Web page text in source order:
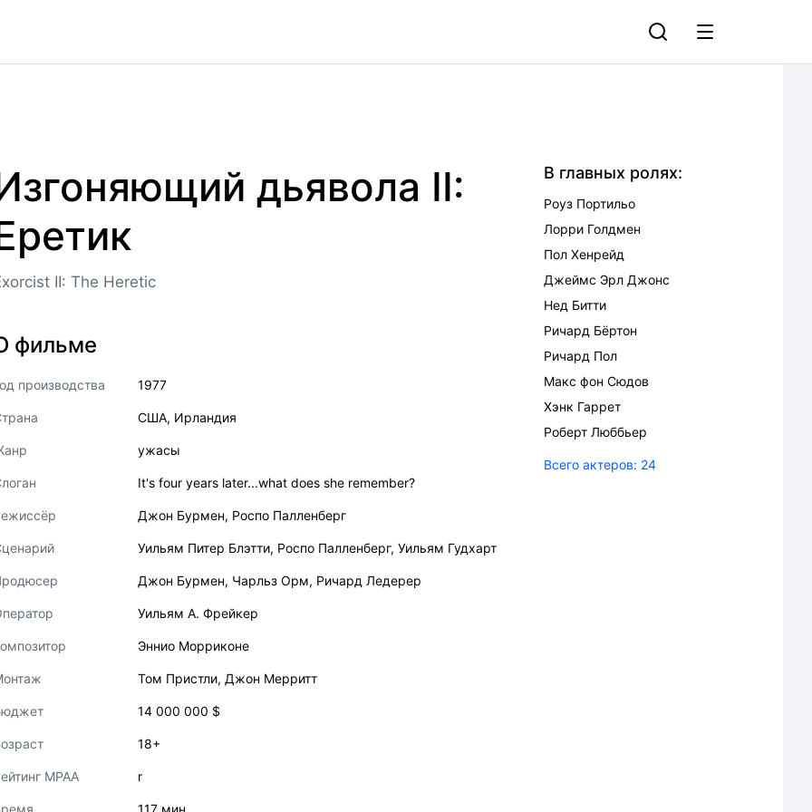
дьявола II:
II: The Heretic
фильме
производства 1977
США, Ирландия
ужасы
It's four years later...what does she remember?
Джон Бурмен, Роспо Палленберг
Уильям Питер Блэтти, Роспо Палленберг, Уильям Гудхарт
Джон Бурмен, Чарльз Орм, Ричард Ледерер
Уильям А. Фрейкер
Эннио Морриконе
Том Пристли, Джон Мерритт
14 000 000 $
18+
MPAA r
117 мин.
В главных ролях:
Роуз Портильо
Лорри Голдмен
Пол Хенрейд
Джеймс Эрл Джонс
Нед Битти
Ричард Бёртон
Ричард Пол
Макс фон Сюдов
Хэнк Гаррет
Роберт Люббьер
Всего актеров: 24